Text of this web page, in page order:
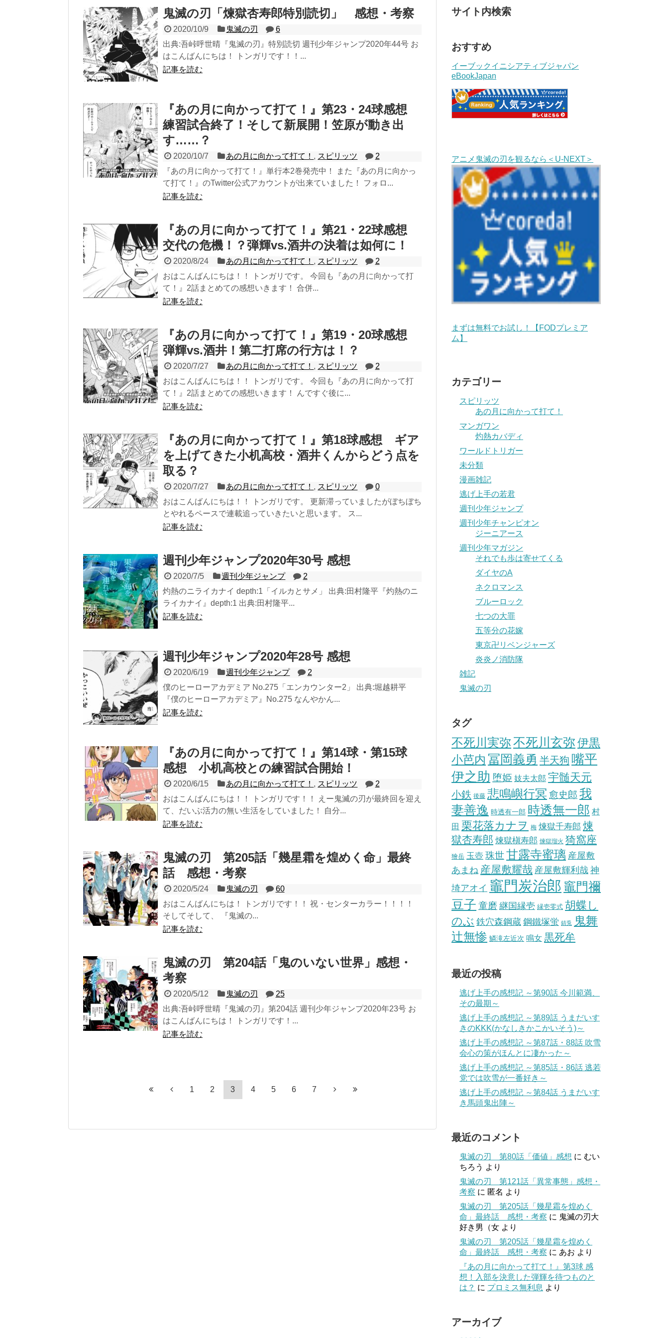
鬼滅の刃「煉獄杏寿郎特別読切」 感想・考察
2020/10/9 鬼滅の刃
6
出典:吾峠呼世晴『鬼滅の刃』特別読切 週刊少年ジャンプ2020年44号 お
はこんばんにちは！ トンガリです！！...
記事を読む
『あの月に向かって打て！』第23・24球感想
練習試合終了！そして新展開！笠原が動き出
す……？
2020/10/7 あの月に向かって打て！ , スピリッツ
2
『あの月に向かって打て！』単行本2巻発売中！ また『あの月に向かっ
て打て！』のTwitter公式アカウントが出来ていました！ フォロ...
記事を読む
『あの月に向かって打て！』第21・22球感想
交代の危機！？弾輝vs.酒井の決着は如何に！
2020/8/24 あの月に向かって打て！ , スピリッツ
2
おはこんばんにちは！！ トンガリです。 今回も『あの月に向かって打
て！』2話まとめての感想いきます！ 合併...
記事を読む
『あの月に向かって打て！』第19・20球感想
弾輝vs.酒井！第二打席の行方は！？
2020/7/27 あの月に向かって打て！ , スピリッツ
2
おはこんばんにちは！！ トンガリです。 今回も『あの月に向かって打
て！』2話まとめての感想いきます！ んですぐ後に...
記事を読む
『あの月に向かって打て！』第18球感想 ギア
を上げてきた小机高校・酒井くんからどう点を
取る？
2020/7/27 あの月に向かって打て！ , スピリッツ
0
おはこんばんにちは！！ トンガリです。 更新滞っていましたがぼちぼち
とやれるペースで連載追っていきたいと思います。 ス...
記事を読む
週刊少年ジャンプ2020年30号 感想
2020/7/5 週刊少年ジャンプ
2
灼熱のニライカナイ depth:1「イルカとサメ」 出典:田村隆平『灼熱のニ
ライカナイ』depth:1 出典:田村隆平...
記事を読む
週刊少年ジャンプ2020年28号 感想
2020/6/19 週刊少年ジャンプ
2
僕のヒーローアカデミア No.275「エンカウンター2」 出典:堀越耕平
『僕のヒーローアカデミア』No.275 なんやかん...
記事を読む
『あの月に向かって打て！』第14球・第15球
感想 小机高校との練習試合開始！
2020/6/15 あの月に向かって打て！ , スピリッツ
2
おはこんばんにちは！！ トンガリです！！ えー鬼滅の刃が最終回を迎え
て、だいぶ活力の無い生活をしていました！ 自分...
記事を読む
鬼滅の刃 第205話「幾星霜を煌めく命」最終
話 感想・考察
2020/5/24 鬼滅の刃
60
おはこんばんにちは！ トンガリです！！ 祝・センターカラー！！！！
そしてそして、 『鬼滅の...
記事を読む
鬼滅の刃 第204話「鬼のいない世界」感想・
考察
2020/5/12 鬼滅の刃
25
出典:吾峠呼世晴『鬼滅の刃』第204話 週刊少年ジャンプ2020年23号 お
はこんばんにちは！ トンガリです！...
記事を読む
1 2 3 4 5 6 7
サイト内検索
おすすめ
イーブックイニシアティブジャパン
eBookJapan
アニメ鬼滅の刃を観るなら＜U-NEXT＞
まずは無料でお試し！【FODプレミア
ム】
カテゴリー
スピリッツ
あの月に向かって打て！
マンガワン
灼熱カバディ
ワールドトリガー
未分類
漫画雑記
逃げ上手の若君
週刊少年ジャンプ
週刊少年チャンピオン
ジーニアース
週刊少年マガジン
それでも歩は寄せてくる
ダイヤのA
ネクロマンス
ブルーロック
七つの大罪
五等分の花嫁
東京卍リベンジャーズ
炎炎ノ消防隊
雑記
鬼滅の刃
タグ
不死川実弥不死川玄弥伊黒
小芭内 冨岡義勇 半天狗 嘴平
伊之助 堕姫 妓夫太郎 宇髄天元
小鉄 後藤 悲鳴嶼行冥 愈史郎 我
妻善逸 時透有一郎 時透無一郎 村
田 栗花落カナヲ 梅 煉獄千寿郎 煉
獄杏寿郎 煉獄槇寿郎 煉獄瑠火 猗窩座
獪岳 玉壺 珠世甘露寺蜜璃 産屋敷
あまね 産屋敷耀哉 産屋敷輝利哉 神
埼アオイ 竈門炭治郎 竈門禰
豆子 童磨 継国縁壱 縁壱零式 胡蝶し
のぶ 鉄穴森鋼蔵 鋼鐵塚蛍 錆兎
鬼舞
辻無惨 鱗滝左近次 鳴女 黒死牟
最近の投稿
逃げ上手の感想記 ～第90話 今川範満、
その最期～
逃げ上手の感想記 ～第89話 うまだいす
きのKKK(かなしきかこかいそう)～
逃げ上手の感想記 ～第87話・88話 吹雪
会心の策がほんとに凄かった～
逃げ上手の感想記 ～第85話・86話 逃若
党では吹雪が一番好き～
逃げ上手の感想記 ～第84話 うまだいす
き馬頭鬼出陣～
最近のコメント
鬼滅の刃 第80話「価値」感想 に むい
ちろう より
鬼滅の刃 第121話「異常事態」感想・
考察 に 匿名 より
鬼滅の刃 第205話「幾星霜を煌めく
命」最終話 感想・考察 に 鬼滅の刃大
好き男（女 より
鬼滅の刃 第205話「幾星霜を煌めく
命」最終話 感想・考察 に あお より
『あの月に向かって打て！』第3球 感
想！入部を決意した弾輝を待つものと
は？ に プロミス無利息 より
アーカイブ